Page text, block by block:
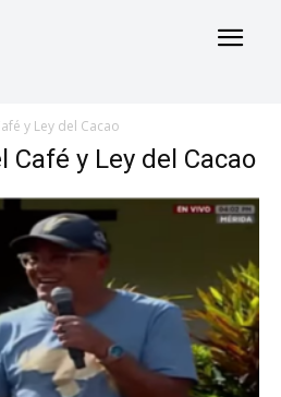
y Ley del Cacao
Café y Ley del Cacao